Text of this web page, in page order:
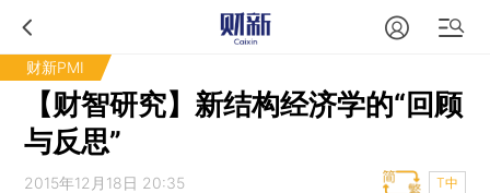
财新PMI
【财智研究】新结构经济学的“回顾
与反思”
2015年12月18日 20:35 T中